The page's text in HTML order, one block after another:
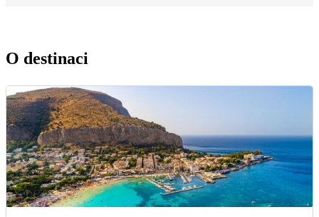
O destinaci